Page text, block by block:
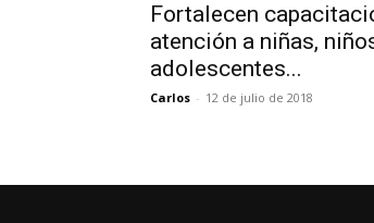
Fortalecen
atención a niñas,
adolescentes...
Carlos - 12 de julio de 2018